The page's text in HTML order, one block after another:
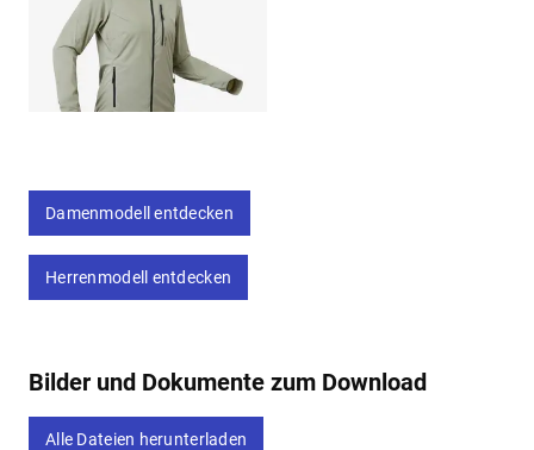
Damenmodell entdecken
Herrenmodell entdecken
Bilder und Dokumente zum Download
Alle Dateien herunterladen